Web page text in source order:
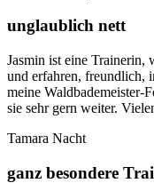
unglaublich nett
Jasmin ist eine Trainerin,
und erfahren, freundlich,
meine Waldbademeister-
sie sehr gern weiter.
Tamara Nacht
ganz besondere